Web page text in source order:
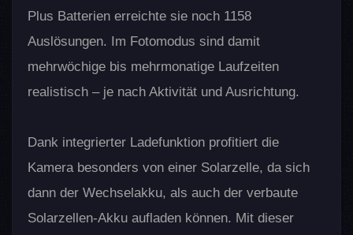
Plus Batterien erreichte sie noch 1158
Auslösungen. Im Fotomodus sind damit
mehrwöchige bis mehrmonatige Laufzeiten
realistisch – je nach Aktivität und Ausrichtung.
Dank integrierter Ladefunktion profitiert die
Kamera besonders von einer Solarzelle, da sich
dann der Wechselakku, als auch der verbaute
Solarzellen-Akku aufladen können. Mit dieser